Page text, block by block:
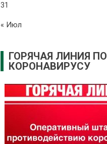
31
« Июл
ГОРЯЧАЯ ЛИНИЯ ПО
КОРОНАВИРУСУ